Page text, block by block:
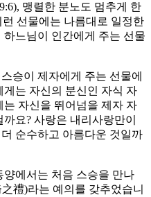
맹렬한 분노도 멈추게 한
선물에는 나름대로 일정한
느님이 인간에게 주는 선물
승이 제자에게 주는 선물에
는 자신의 분신인 자식 자
자신을 뛰어넘을 제자 자
요? 사랑은 내리사랑만이
순수하고 아름다운 것일까
에서는 처음 스승을 만나
禮)라는 예의를 갖추었습니